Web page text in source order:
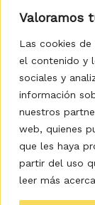
Valoramos
Las cookies
el contenido y
sociales y
información
nuestros
web, quienes
que les haya
partir del uso
leer más
Política de